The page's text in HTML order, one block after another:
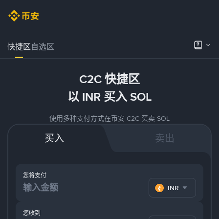
快捷区自选区
C2C 快捷区
以 INR 买入 SOL
使用多种支付方式在币安 C2C 买卖 SOL
买入 卖出
您将支付
INR
您收到